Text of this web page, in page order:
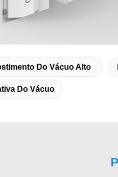
Do Vácuo Alto
Do Vácuo